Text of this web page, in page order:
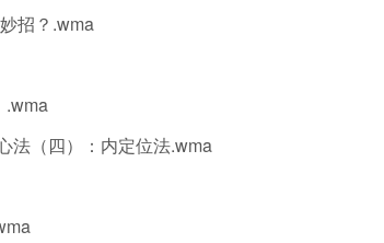
招？.wma
.wma
法（四）：内定位法.wma